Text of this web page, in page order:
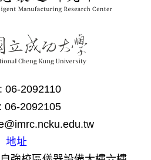
: 06-2092110
: 06-2092105
地址